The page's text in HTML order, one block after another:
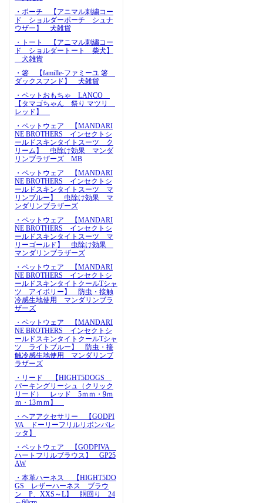
・ポーチ 【アニマル刺繍コー
ド ショルダーポーチ シュナ
ウザー】 犬雑貨
・トート 【アニマル刺繍コー
ド ショルダートート 柴犬】
犬雑貨
・箸 【famille-ファミーユ 箸
ダックスフンド】 犬雑貨
・ペットおもちゃ LANCO
【タマゴちゃん 祭り マツリ
レッド】
・ペットウェア 【MANDARI
NE BROTHERS インセクトシ
ールドスキンタイトスーツ ク
リーム】 虫除け効果 マンダ
リンブラザーズ MB
・ペットウェア 【MANDARI
NE BROTHERS インセクトシ
ールドスキンタイトスーツ マ
リンブルー】 虫除け効果 マ
ンダリンブラザーズ
・ペットウェア 【MANDARI
NE BROTHERS インセクトシ
ールドスキンタイトスーツ マ
リーゴールド】 虫除け効果
マンダリンブラザーズ
・ペットウェア 【MANDARI
NE BROTHERS インセクトシ
ールドスキンタイトクールTシャ
ツ アイボリー】 防虫・接触
冷感生地使用 マンダリンブラ
ザーズ
・ペットウェア 【MANDARI
NE BROTHERS インセクトシ
ールドスキンタイトクールTシャ
ツ ライトブルー】 防虫・接
触冷感生地使用 マンダリンブ
ラザーズ
・リード 【HIGHT5DOGS
パーキングリーシュ（クリック
リード） レッド 5ｍｍ・9ｍ
ｍ・13ｍｍ】
・ヘアアクセサリー 【GODPI
VA ドーリーフリルリボンバレ
ッタ】
・ペットウェア 【GODPIVA
ハートフリルブラウス】 GP25
AW
・本革ハーネス 【HIGHT5DO
GS レザーハーネス ブラウ
ン P、XXS～L】 胴回り 24